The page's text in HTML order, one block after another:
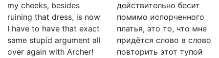
my cheeks, besides
ruining that dress, is now
I have to have that exact
same stupid argument all
over again with Archer!
действительно бесит
помимо испорченного
платья, это то, что мне
придётся слово в слово
повторить этот тупой